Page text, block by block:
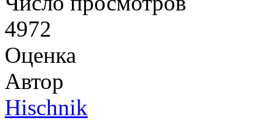
4972
Оценка
Автор
Hischnik